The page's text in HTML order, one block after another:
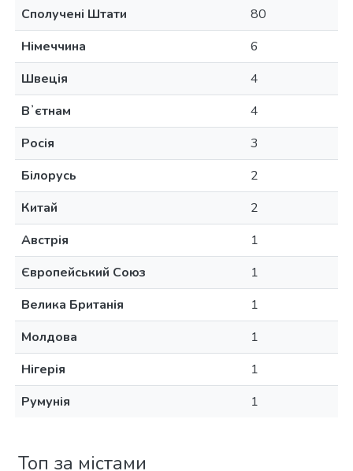
Сполучені Штати
80
Німеччина
6
Швеція
4
Вʼєтнам
4
Росія
3
Білорусь
2
Китай
2
Австрія
1
Європейський Союз
1
Велика Британія
1
Молдова
1
Нігерія
1
Румунія
1
Топ за містами